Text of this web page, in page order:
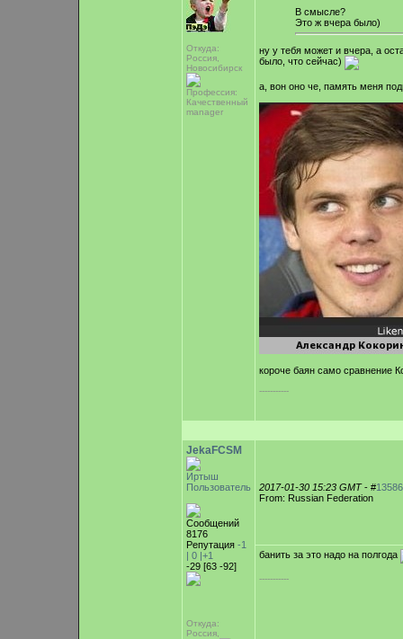
Откуда:
Россия,
Новосибирск
Профессия:
Качественный
manager
В смысле?
Это ж вчера было)
ну у тебя может и вчера, а
было, что сейчас)
а, вон оно че, память меня
короче баян само сравнение
-----------
JekaFCSM
Иртыш
Пользователь
Сообщений
8176
Репутация -1
| 0 |+1
-29 [63 -92]
Откуда:
Россия,
2017-01-30 15:23 GMT- #
From: Russian Federation
банить за это надо на полгода
-----------